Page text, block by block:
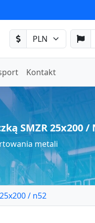
Kontakt
SMZR 25x200 /
metali
/ n52